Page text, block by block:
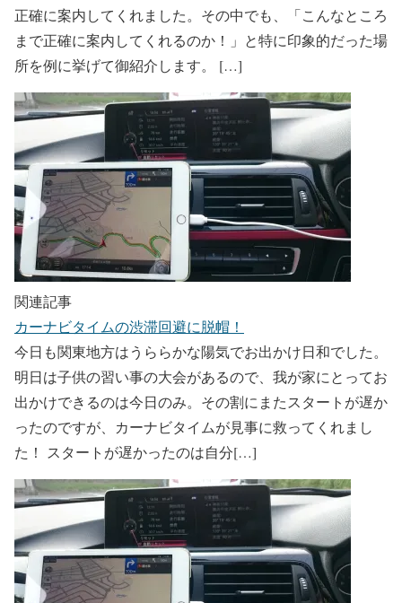
正確に案内してくれました。その中でも、「こんなところ
まで正確に案内してくれるのか！」と特に印象的だった場
所を例に挙げて御紹介します。 […]
関連記事
カーナビタイムの渋滞回避に脱帽！
今日も関東地方はうららかな陽気でお出かけ日和でした。
明日は子供の習い事の大会があるので、我が家にとってお
出かけできるのは今日のみ。その割にまたスタートが遅か
ったのですが、カーナビタイムが見事に救ってくれまし
た！ スタートが遅かったのは自分[…]